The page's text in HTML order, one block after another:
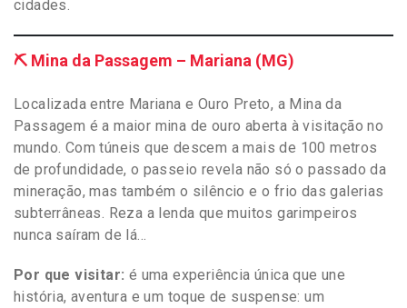
cidades.
⛏️ Mina da Passagem – Mariana (MG)
Localizada entre Mariana e Ouro Preto, a Mina da
Passagem é a maior mina de ouro aberta à visitação no
mundo. Com túneis que descem a mais de 100 metros
de profundidade, o passeio revela não só o passado da
mineração, mas também o silêncio e o frio das galerias
subterrâneas. Reza a lenda que muitos garimpeiros
nunca saíram de lá…
Por que visitar: é uma experiência única que une
história, aventura e um toque de suspense: um